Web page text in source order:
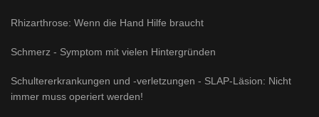
Rhizarthrose: Wenn die Hand Hilfe braucht
Schmerz - Symptom mit vielen Hintergründen
Schultererkrankungen und -verletzungen - SLAP-Läsion: Nicht
immer muss operiert werden!